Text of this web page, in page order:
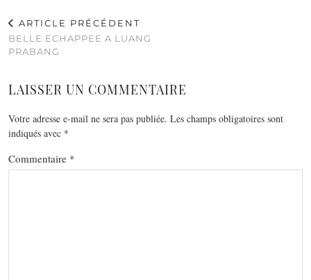
ARTICLE PRÉCÉDENT
BELLE ECHAPPEE A LUANG
PRABANG
LAISSER UN COMMENTAIRE
Votre adresse e-mail ne sera pas publiée. Les champs obligatoires sont
indiqués avec *
Commentaire *